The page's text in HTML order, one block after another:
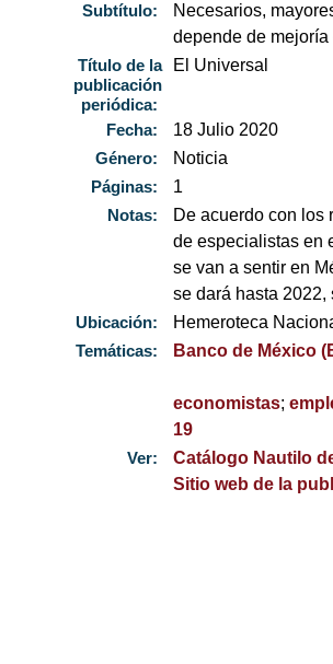
Subtítulo:
Necesarios,
depende de mejoría
Título de la
publicación
periódica:
El Universal
Fecha:
18 Julio 2020
Género:
Noticia
Páginas:
1
Notas:
De acuerdo con los
de especialistas en
se van a sentir en
se dará hasta
Ubicación:
Hemeroteca
Temáticas:
Banco de México
economistas;
19
Ver:
Catálogo Nautilo
Sitio web de la